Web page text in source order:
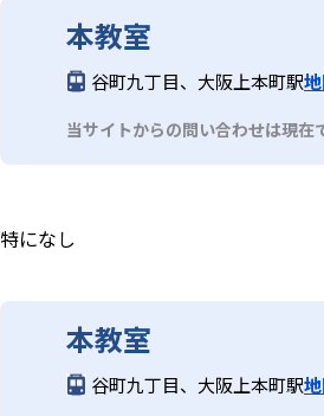
本教室
谷町九丁目、大阪上本町駅
当サイトからの問い合わせは現在
特になし
本教室
谷町九丁目、大阪上本町駅